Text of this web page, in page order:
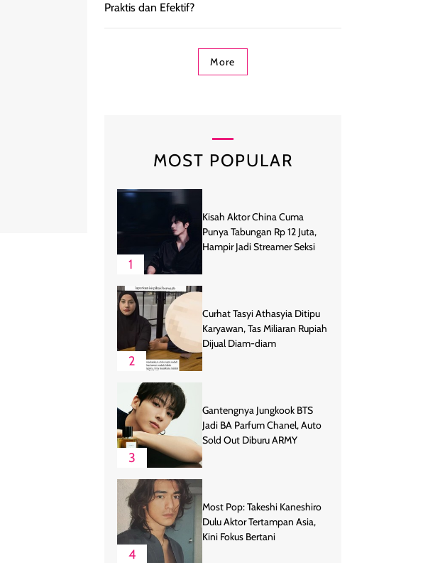
Praktis dan Efektif?
More
MOST POPULAR
1
Kisah Aktor China Cuma
Punya Tabungan Rp 12 Juta,
Hampir Jadi Streamer Seksi
2
Curhat Tasyi Athasyia Ditipu
Karyawan, Tas Miliaran Rupiah
Dijual Diam-diam
3
Gantengnya Jungkook BTS
Jadi BA Parfum Chanel, Auto
Sold Out Diburu ARMY
4
Most Pop: Takeshi Kaneshiro
Dulu Aktor Tertampan Asia,
Kini Fokus Bertani